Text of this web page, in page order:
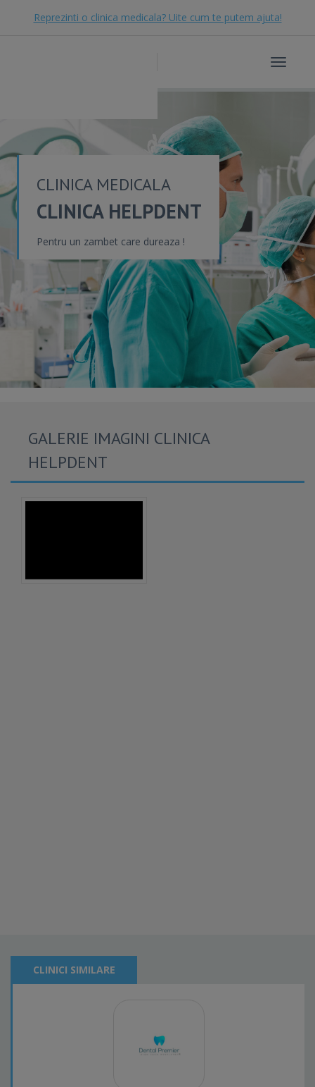
Reprezinti o clinica medicala? Uite cum te putem ajuta!
Toggle
CLINICA MEDICALA
CLINICA HELPDENT
Pentru un zambet care dureaza !
GALERIE IMAGINI CLINICA
HELPDENT
CLINICI SIMILARE